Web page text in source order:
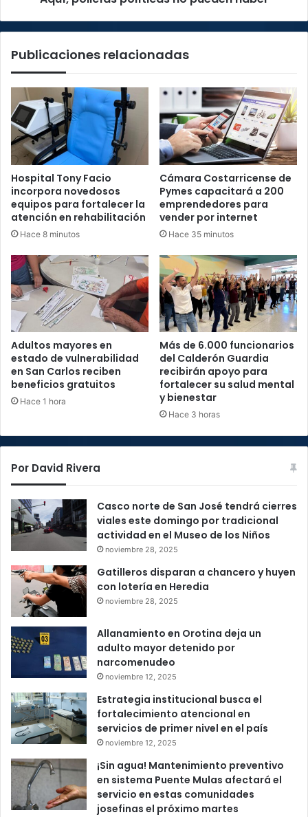
Publicaciones relacionadas
Hospital Tony Facio
incorpora novedosos
equipos para fortalecer la
atención en rehabilitación
Hace 8 minutos
Cámara Costarricense de
Pymes capacitará a 200
emprendedores para
vender por internet
Hace 35 minutos
Adultos mayores en
estado de vulnerabilidad
en San Carlos reciben
beneficios gratuitos
Hace 1 hora
Más de 6.000 funcionarios
del Calderón Guardia
recibirán apoyo para
fortalecer su salud mental
y bienestar
Hace 3 horas
Por David Rivera
Casco norte de San José tendrá cierres
viales este domingo por tradicional
actividad en el Museo de los Niños
noviembre 28, 2025
Gatilleros disparan a chancero y huyen
con lotería en Heredia
noviembre 28, 2025
Allanamiento en Orotina deja un
adulto mayor detenido por
narcomenudeo
noviembre 12, 2025
Estrategia institucional busca el
fortalecimiento atencional en
servicios de primer nivel en el país
noviembre 12, 2025
¡Sin agua! Mantenimiento preventivo
en sistema Puente Mulas afectará el
servicio en estas comunidades
josefinas el próximo martes